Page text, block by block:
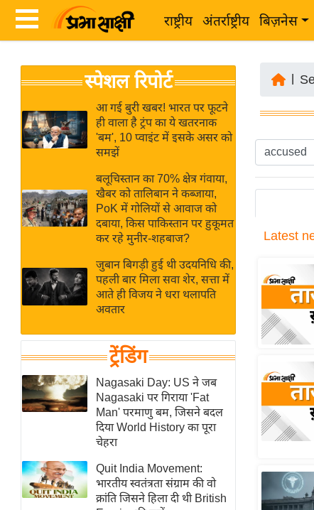
राष्ट्रीय अंतर्राष्ट्रीय बिज़नेस
News
Hindi
Live
News in
Hindi
News
Hindi
Videos
ख
ब
र
अंतर्राष्ट्रीय
बिज़नेस
विशेषज्ञ
राय
खेल
क्रिकेट
IPL
2026
मिसाल बेमिसाल
शख्सियत
स्पेशल रिपोर्ट
आ गई बुरी खबर! भारत पर फूटने
ही वाला है ट्रंप का ये खतरनाक
'बम', 10 प्वाइंट में इसके असर को
समझें
बलूचिस्तान का 70% क्षेत्र गंवाया,
खैबर को तालिबान ने कब्जाया,
PoK में गोलियों से आवाज को
दबाया, किस पाकिस्तान पर हुकूमत
कर रहे मुनीर-शहबाज?
जुबान बिगड़ी हुई थी उदयनिधि की,
पहली बार मिला सवा शेर, सत्ता में
आते ही विजय ने धरा थलापति
अवतार
ट्रेंडिंग
Nagasaki Day: US ने जब
Nagasaki पर गिराया 'Fat
Man' परमाणु बम, जिसने बदल
दिया World History का पूरा
चेहरा
Quit India Movement:
भारतीय स्वतंत्रता संग्राम की वो
क्रांति जिसने हिला दी थी British
Latest